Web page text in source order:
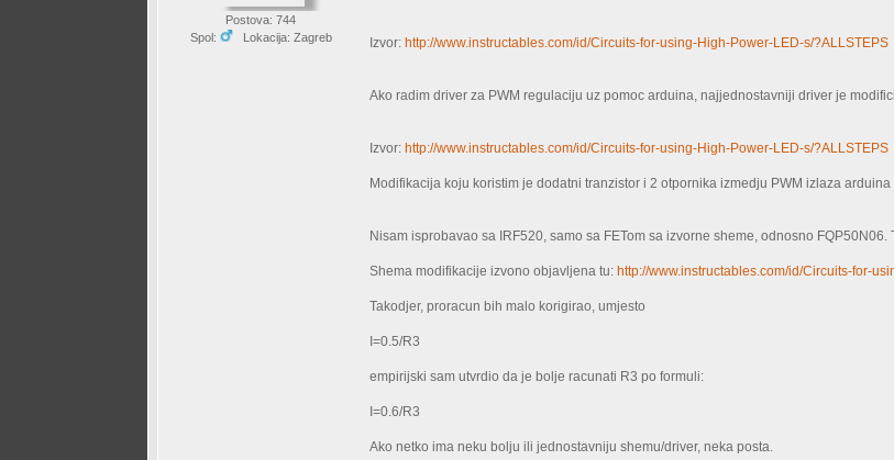
Postova: 744
Spol:
Lokacija: Zagreb Izvor: http://www.instructables.com/id/Circuits-for-using-High-Power-LED-s/?ALLSTEPS
Ako radim driver za PWM regulaciju uz pomoc arduina, najjednostavniji driver je
Izvor: http://www.instructables.com/id/Circuits-for-using-High-Power-LED-s/?ALLSTEPS
Modifikacija koju koristim je dodatni tranzistor i 2 otpornika izmedju PWM izlaza
Nisam isprobavao sa IRF520, samo sa FETom sa izvorne sheme, odnosno
Shema modifikacije izvono objavljena tu: http://www.instructables.com/id/Circuits-for-
Takodjer, proracun bih malo korigirao, umjesto
I=0.5/R3
empirijski sam utvrdio da je bolje racunati R3 po formuli:
I=0.6/R3
Ako netko ima neku bolju ili jednostavniju shemu/driver, neka posta.